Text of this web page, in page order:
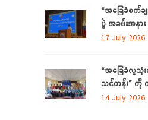
“အခြေခံစက်
ပွဲ အခမ်းအနာ
ပြုလုပ်
17 July 2026
“အခြေခံလူသုံ
သင်တန်း” ကို
ပြုလုပ်
14 July 2026